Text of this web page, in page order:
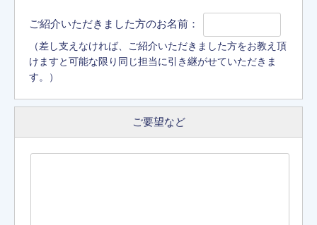
ご紹介いただきました方のお名前：
（差し支えなければ、ご紹介いただきました方をお教え頂
けますと可能な限り同じ担当に引き継がせていただきま
す。）
ご要望など